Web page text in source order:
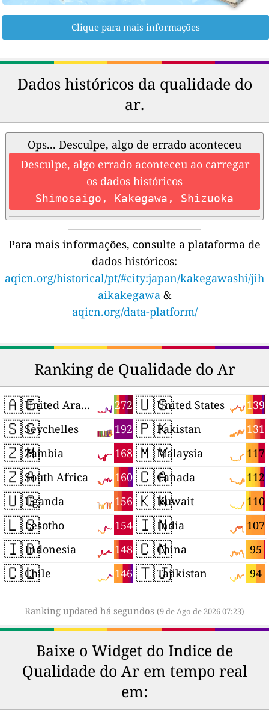
Clique para mais informações
Dados históricos da qualidade do
ar.
Ops... Desculpe, algo de errado aconteceu
Desculpe, algo errado aconteceu ao carregar
os dados históricos
Shimosaigo, Kakegawa, Shizuoka
Para mais informações, consulte a plataforma de
dados históricos:
aqicn.org/historical/pt/#city:japan/kakegawashi/jih
aikakegawa &
aqicn.org/data-platform/
Ranking de Qualidade do Ar
🇦🇪 272
United Arab Emirates
🇸🇨 192
Seychelles
🇿🇲 168
Zambia
🇿🇦 160
South Africa
🇺🇬 156
Uganda
🇱🇸 154
Lesotho
🇮🇩 148
Indonesia
🇨🇱 146
Chile
🇺🇸 139
United States
🇵🇰 131
Pakistan
🇲🇾 117
Malaysia
🇨🇦 112
Canada
🇰🇼 110
Kuwait
🇮🇳 107
India
🇨🇳 95
China
🇹🇯 94
Tajikistan
Ranking updated há segundos (9 de Ago de 2026 07:23)
Baixe o Widget do Indice de
Qualidade do Ar em tempo real
em: